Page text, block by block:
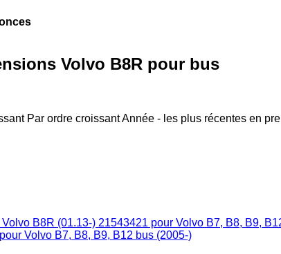
Volvo B8R pour bus
Par ordre croissantAnnée - les plus récentes en
Volvo B7, B8, B9, B12 bus (2005-)